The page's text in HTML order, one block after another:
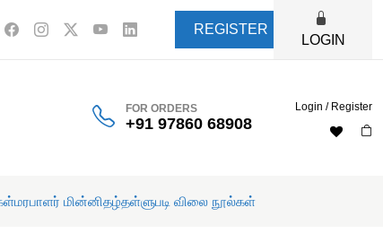
REGISTER
LOGIN
FOR ORDERS
+91 97860 68908
Login / Register
மரபாளர் மின்னிதழ்தள்ளுபடி விலை நூல்கள்